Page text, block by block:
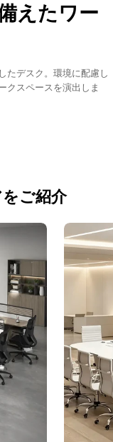
えたワー
たデスク。環境に配慮し
クスペースを演出しま
ご紹介